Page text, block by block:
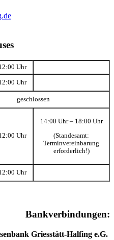
Uhr
Uhr
geschlossen
Uhr
14:00 Uhr – 18:00 Uhr
(Standesamt:
Terminvereinbarung
erforderlich!)
Uhr
Bankverbindungen:
Griesstätt-Halfing e.G.